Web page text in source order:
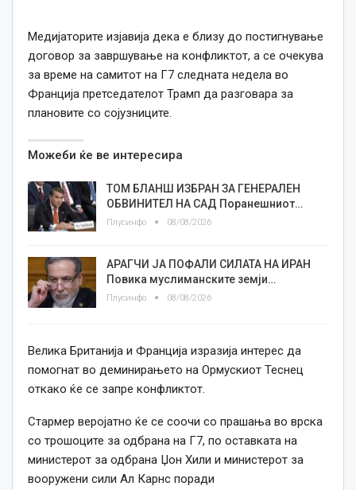
Медијаторите изјавија дека е близу до постигнување
договор за завршување на конфликтот, а се очекува
за време на самитот на Г7 следната недела во
Франција претседателот Трамп да разговара за
плановите со сојузниците.
Можеби ќе ве интересира
ТОМ БЛАНШ ИЗБРАН ЗА ГЕНЕРАЛЕН
ОБВИНИТЕЛ НА САД Поранешниот…
Плусинфо 08/08/2026
АРАГЧИ ЈА ПОФАЛИ СИЛАТА НА ИРАН
Повика муслиманските земји…
Плусинфо 08/08/2026
Велика Британија и Франција изразија интерес да
помогнат во деминирањето на Ормускиот Теснец
откако ќе се запре конфликтот.
Стармер веројатно ќе се соочи со прашања во врска
со трошоците за одбрана на Г7, по оставката на
министерот за одбрана Џон Хили и министерот за
вооружени сили Ал Карнс поради